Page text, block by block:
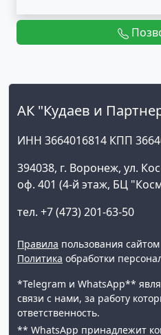
АК "Кудаев и
ИНН 3664016814 КПП
394038, г. Воронеж, ул.
оф. 401 (4-й этаж, БЦ
тел. +7 (473) 201-63-50
Правила пользования сайтом
Политика обработки
*Telegram и WhatsApp**
связи с нами, за работу
ответственность.
** WhatsApp принадлежит